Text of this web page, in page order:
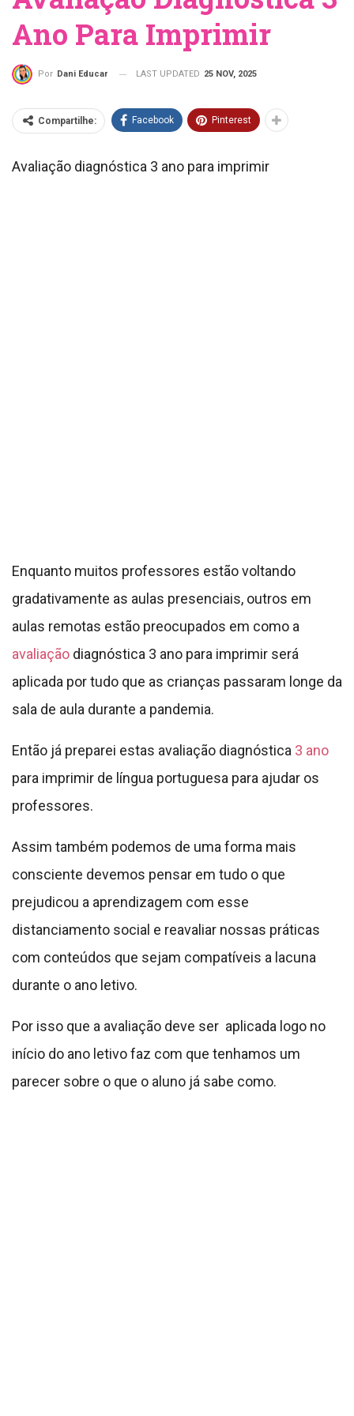
Ano Para Imprimir
Por Dani Educar LAST UPDATED 25 NOV, 2025
Compartilhe: Facebook Pinterest
Avaliação diagnóstica 3 ano para imprimir
Enquanto muitos professores estão voltando
gradativamente as aulas presenciais, outros em
aulas remotas estão preocupados em como a
avaliação diagnóstica 3 ano para imprimir será
aplicada por tudo que as crianças passaram longe da
sala de aula durante a pandemia.
Então já preparei estas avaliação diagnóstica 3 ano
para imprimir de língua portuguesa para ajudar os
professores.
Assim também podemos de uma forma mais
consciente devemos pensar em tudo o que
prejudicou a aprendizagem com esse
distanciamento social e reavaliar nossas práticas
com conteúdos que sejam compatíveis a lacuna
durante o ano letivo.
Por isso que a avaliação deve ser aplicada logo no
início do ano letivo faz com que tenhamos um
parecer sobre o que o aluno já sabe como.